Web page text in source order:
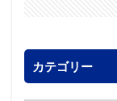
カテゴリー